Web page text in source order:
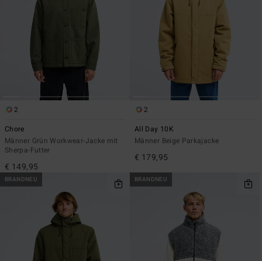
2
Chore
Männer Grün Workwear-Jacke mit
Sherpa-Futter
€ 149,95
2
All Day 10K
Männer Beige Parkajacke
€ 179,95
BRANDNEU BRANDNEU